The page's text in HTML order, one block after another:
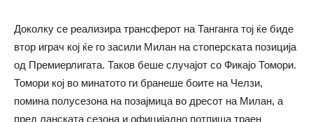
Доколку се реализира трансферот на Танганга тој ќе биде
втор играч кој ќе го засили Милан на стоперската позиција
од Премиерлигата. Таков беше случајот со Фикајо Томори.
Томори кој во минатото ги бранеше боите на Челзи,
помина полусезона на позајмица во дресот на Милан, а
пред ланската сезона и официјално потпиша траен